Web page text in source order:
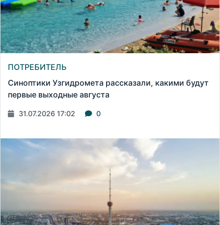
ПОТРЕБИТЕЛЬ
Синоптики Узгидромета рассказали, какими будут
первые выходные августа
31.07.2026 17:02 0